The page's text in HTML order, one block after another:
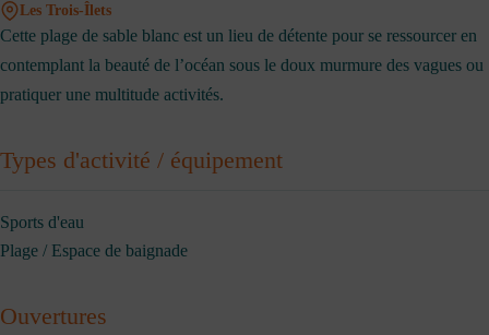
Les Trois-Îlets
Cette plage de sable blanc est un lieu de détente pour se ressourcer en
contemplant la beauté de l’océan sous le doux murmure des vagues ou
pratiquer une multitude activités.
Types d'activité / équipement
Sports d'eau
Plage / Espace de baignade
Ouvertures